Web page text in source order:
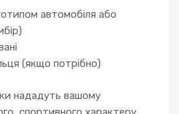
автомобіля або
(якщо потрібно)
нададуть вашому